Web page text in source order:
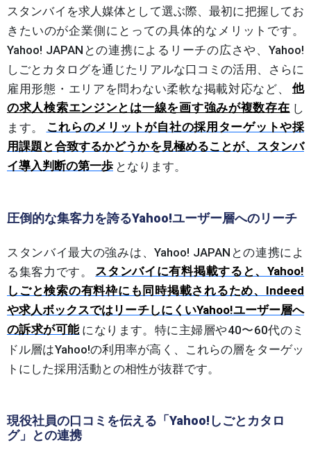
スタンバイを求人媒体として選ぶ際、最初に把握してお
きたいのが企業側にとっての具体的なメリットです。
Yahoo! JAPANとの連携によるリーチの広さや、Yahoo!
しごとカタログを通じたリアルな口コミの活用、さらに
雇用形態・エリアを問わない柔軟な掲載対応など、
他
の求人検索エンジンとは一線を画す強みが複数存在 し
ます。
これらのメリットが自社の採用ターゲットや採
用課題と合致するかどうかを見極めることが、スタンバ
イ導入判断の第一歩 となります。
圧倒的な集客力を誇るYahoo!ユーザー層へのリーチ
スタンバイ最大の強みは、Yahoo! JAPANとの連携によ
る集客力です。
スタンバイに有料掲載すると、Yahoo!
しごと検索の有料枠にも同時掲載されるため、Indeed
や求人ボックスではリーチしにくいYahoo!ユーザー層へ
の訴求が可能 になります。特に主婦層や40〜60代のミ
ドル層はYahoo!の利用率が高く、これらの層をターゲッ
トにした採用活動との相性が抜群です。
現役社員の口コミを伝える「Yahoo!しごとカタロ
グ」との連携